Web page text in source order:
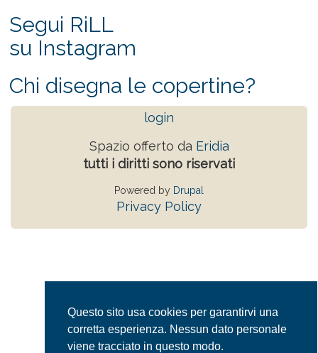
Questo sito usa cookies per garantirvi una
corretta esperienza. Nessun dato personale
viene tracciato in questo modo.
Segui RiLL
su Instagram
Chi disegna le copertine?
login
Spazio offerto da Eridia
tutti i diritti sono riservati
Powered by Drupal
Privacy Policy